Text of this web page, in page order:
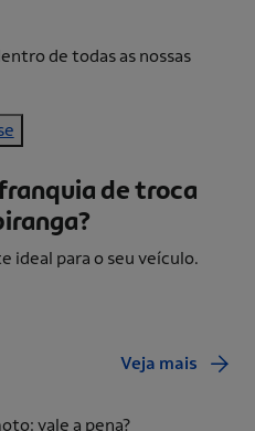
de todas as nossas
detroca
ideal para o seu veículo.
Veja mais